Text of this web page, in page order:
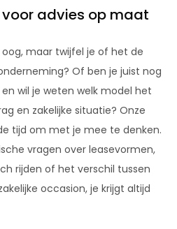
advies op maat
maar twijfel je of het de
Of ben je juist nog
wil je weten welk model het
en zakelijke situatie? Onze
tijd om met je mee te denken.
vragen over leasevormen,
rijden of het verschil tussen
occasion, je krijgt altijd